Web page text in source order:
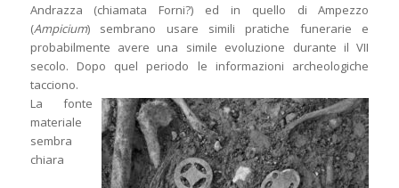
Andrazza (chiamata Forni?) ed in quello di Ampezzo
(Ampicium) sembrano usare simili pratiche funerarie e
probabilmente avere una simile evoluzione durante il VII
secolo. Dopo quel periodo le informazioni archeologiche
tacciono.
La fonte
materiale
sembra
chiara